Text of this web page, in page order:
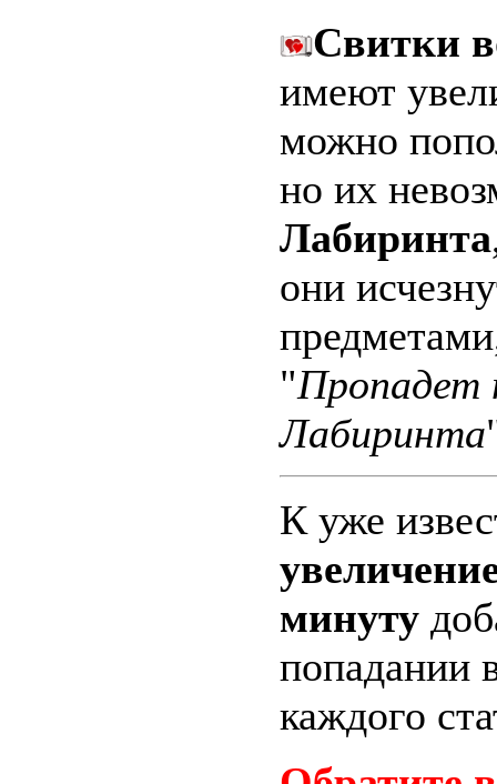
Свитки
имеют
можно
но их
Лабиринта
они
"Пропадет
Лабиринта
К уже
минуту
попадании
каждого